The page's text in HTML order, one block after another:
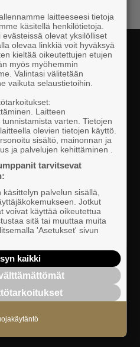
paikallista vaikuttamista pk-
ja henkilöstö
tietosuojaseloste
laitteeseesi tietoja
käsitellä henkilötietoja.
olevat yksilölliset
olevaa linkkiä voit hyväksyä
kieltää oikeutettujen etujen
myös myöhemmin
Valintasi välitetään
vaikuta selaustietoihin.
Laitteen
varten. Tietojen
olevien tietojen käyttö.
sisältö, mainonnan ja
ja palvelujen kehittäminen .
tarvitsevat
palvelun sisällä,
Jotkut
voivat käyttää oikeutettua
sitä tai muuttaa muita
'Asetukset' sivun
kaikki